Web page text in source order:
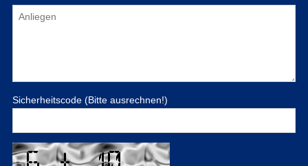
Sicherheitscode (Bitte ausrechnen!)